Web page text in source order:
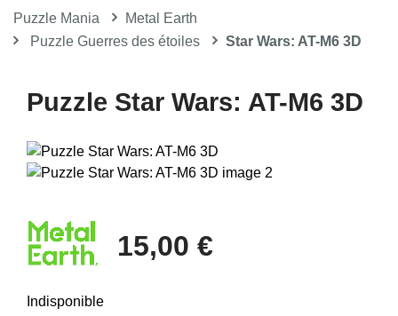
Puzzle Mania
Metal Earth
Puzzle Guerres des étoiles
Star Wars: AT-M6 3D
Puzzle Star Wars: AT-M6 3D
15,00 €
Indisponible